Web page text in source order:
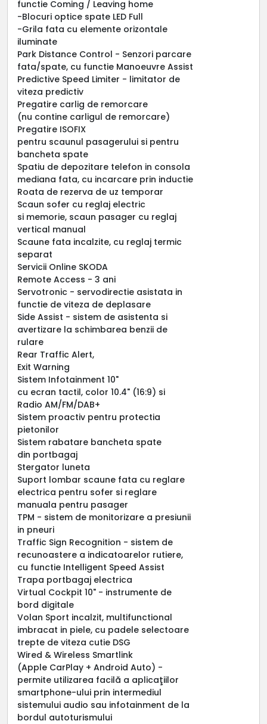
functie Coming / Leaving home
-Blocuri optice spate LED Full
-Grila fata cu elemente orizontale
iluminate
Park Distance Control - Senzori parcare
fata/spate, cu functie Manoeuvre Assist
Predictive Speed Limiter - limitator de
viteza predictiv
Pregatire carlig de remorcare
(nu contine carligul de remorcare)
Pregatire ISOFIX
pentru scaunul pasagerului si pentru
bancheta spate
Spatiu de depozitare telefon in consola
mediana fata, cu incarcare prin inductie
Roata de rezerva de uz temporar
Scaun sofer cu reglaj electric
si memorie, scaun pasager cu reglaj
vertical manual
Scaune fata incalzite, cu reglaj termic
separat
Servicii Online SKODA
Remote Access - 3 ani
Servotronic - servodirectie asistata in
functie de viteza de deplasare
Side Assist - sistem de asistenta si
avertizare la schimbarea benzii de
rulare
Rear Traffic Alert,
Exit Warning
Sistem Infotainment 10"
cu ecran tactil, color 10.4" (16:9) si
Radio AM/FM/DAB+
Sistem proactiv pentru protectia
pietonilor
Sistem rabatare bancheta spate
din portbagaj
Stergator luneta
Suport lombar scaune fata cu reglare
electrica pentru sofer si reglare
manuala pentru pasager
TPM - sistem de monitorizare a presiunii
in pneuri
Traffic Sign Recognition - sistem de
recunoastere a indicatoarelor rutiere,
cu functie Intelligent Speed Assist
Trapa portbagaj electrica
Virtual Cockpit 10" - instrumente de
bord digitale
Volan Sport incalzit, multifunctional
imbracat in piele, cu padele selectoare
trepte de viteza cutie DSG
Wired & Wireless Smartlink
(Apple CarPlay + Android Auto) -
permite utilizarea facilă a aplicaţiilor
smartphone-ului prin intermediul
sistemului audio sau infotainment de la
bordul autoturismului